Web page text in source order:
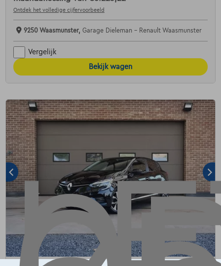
Ontdek het volledige cijfervoorbeeld
9250 Waasmunster, Garage Dieleman - Renault Waasmunster
Vergelijk
Bekijk wagen